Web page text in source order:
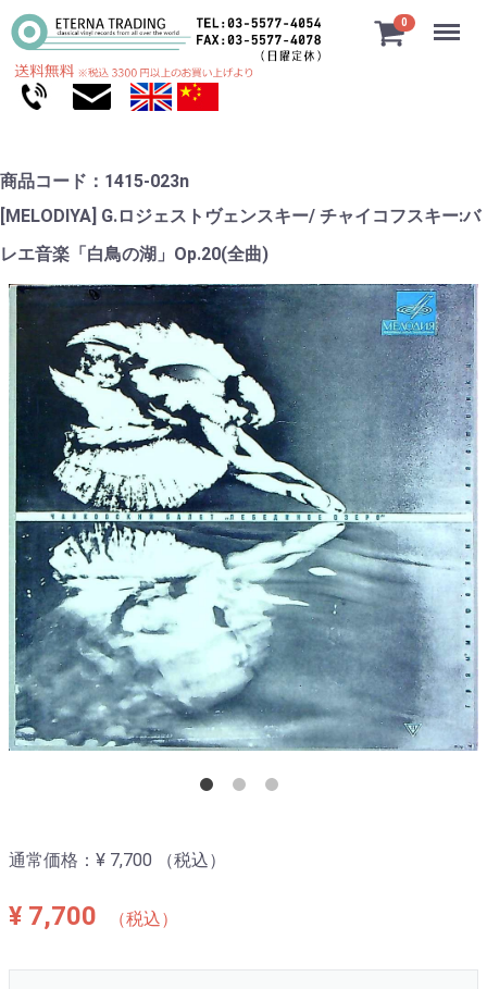
0 Menu
商品コード：1415-023n
[MELODIYA] G.ロジェストヴェンスキー/ チャイコフスキー:バ
レエ音楽「白鳥の湖」Op.20(全曲)
通常価格： ¥ 7,700 （税込）
¥ 7,700 （税込）